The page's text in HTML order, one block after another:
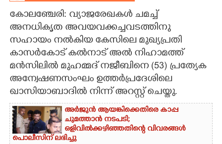
CARTOONS
LITERATURE
ZOOM
കോലഞ്ചേരി: വ്യാജരേഖകൾ ചമച്ച്
അനധികൃത അവയവക്കച്ചവടത്തിനു
സഹായം നൽകിയ കേസിലെ മുഖ്യപ്രതി
കാസർകോട് കൽനാട് അൽ നിഹാമത്ത്
മൻസിലിൽ മുഹമ്മദ് നജീബിനെ (53) പ്രത്യേക
അന്വേഷണസംഘം ഉത്തർപ്രദേശിലെ
ഖാസിയാബാദിൽ നിന്ന് അറസ്റ്റ് ചെയ്തു.
അർജുൻ ആയങ്കിക്കെതിരെ കാപ്പ
ചുമത്താൻ നടപടി;
ഒളിവിൽക്കഴി‌ഞ്ഞതിന്റെ വിവരങ്ങൾ
പൊലീസിന് ലഭിച്ചു